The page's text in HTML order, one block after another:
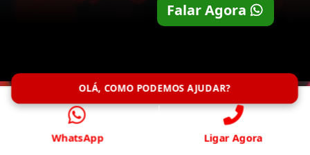
Falar Agora
OLÁ, COMO PODEMOS AJUDAR?
WhatsApp Ligar Agora